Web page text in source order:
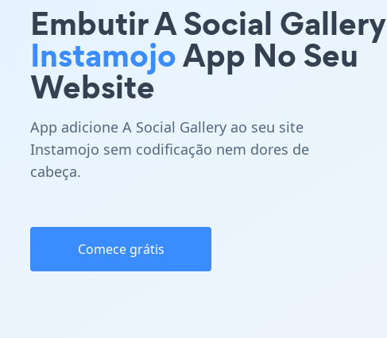
Embutir A Social Gallery
InstamojoApp No Seu
Website
App adicione A Social Gallery ao seu site
Instamojo sem codificação nem dores de
cabeça.
Comece grátis